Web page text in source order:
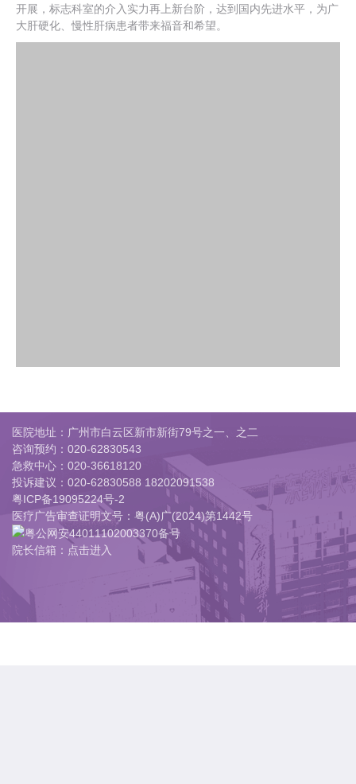
开展，标志科室的介入实力再上新台阶，达到国内先进水平，为广
大肝硬化、慢性肝病患者带来福音和希望。
医院地址：广州市白云区新市新街79号之一、之二
咨询预约： 020-62830543
急救中心： 020-36618120
投诉建议： 020-62830588 18202091538
粤ICP备19095224号-2
医疗广告审查证明文号：粤(A)广(2024)第1442号
粤公网安44011102003370备号
院长信箱：点击进入